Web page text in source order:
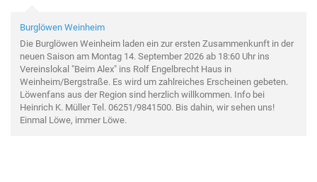
Burglöwen Weinheim
Die Burglöwen Weinheim laden ein zur ersten Zusammenkunft in der
neuen Saison am Montag 14. September 2026 ab 18:60 Uhr ins
Vereinslokal "Beim Alex" ins Rolf Engelbrecht Haus in
Weinheim/Bergstraße. Es wird um zahlreiches Erscheinen gebeten.
Löwenfans aus der Region sind herzlich willkommen. Info bei
Heinrich K. Müller Tel. 06251/9841500. Bis dahin, wir sehen uns!
Einmal Löwe, immer Löwe.